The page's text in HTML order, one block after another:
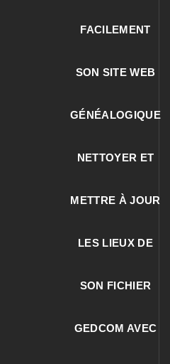
FACILEMENT
SON SITE WEB
GÉNÉALOGIQUE
NETTOYER ET
METTRE À JOUR
LES LIEUX DE
SON FICHIER
GEDCOM AVEC